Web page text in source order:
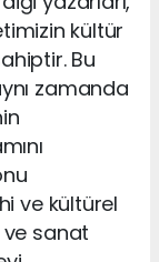
kültür
Bu
zamanda
ve kültürel
ve sanat